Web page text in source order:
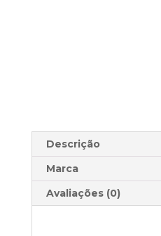
Descrição
Marca
Avaliações (0)